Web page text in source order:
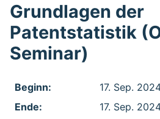
Grundlagen der
Patentstatistik
Seminar)
Beginn:
17. Sep.
Ende:
17. Sep.